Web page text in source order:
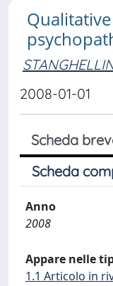
2008-01-01
Scheda
Scheda
Anno
2008
Appare nelle
1.1 Articolo in